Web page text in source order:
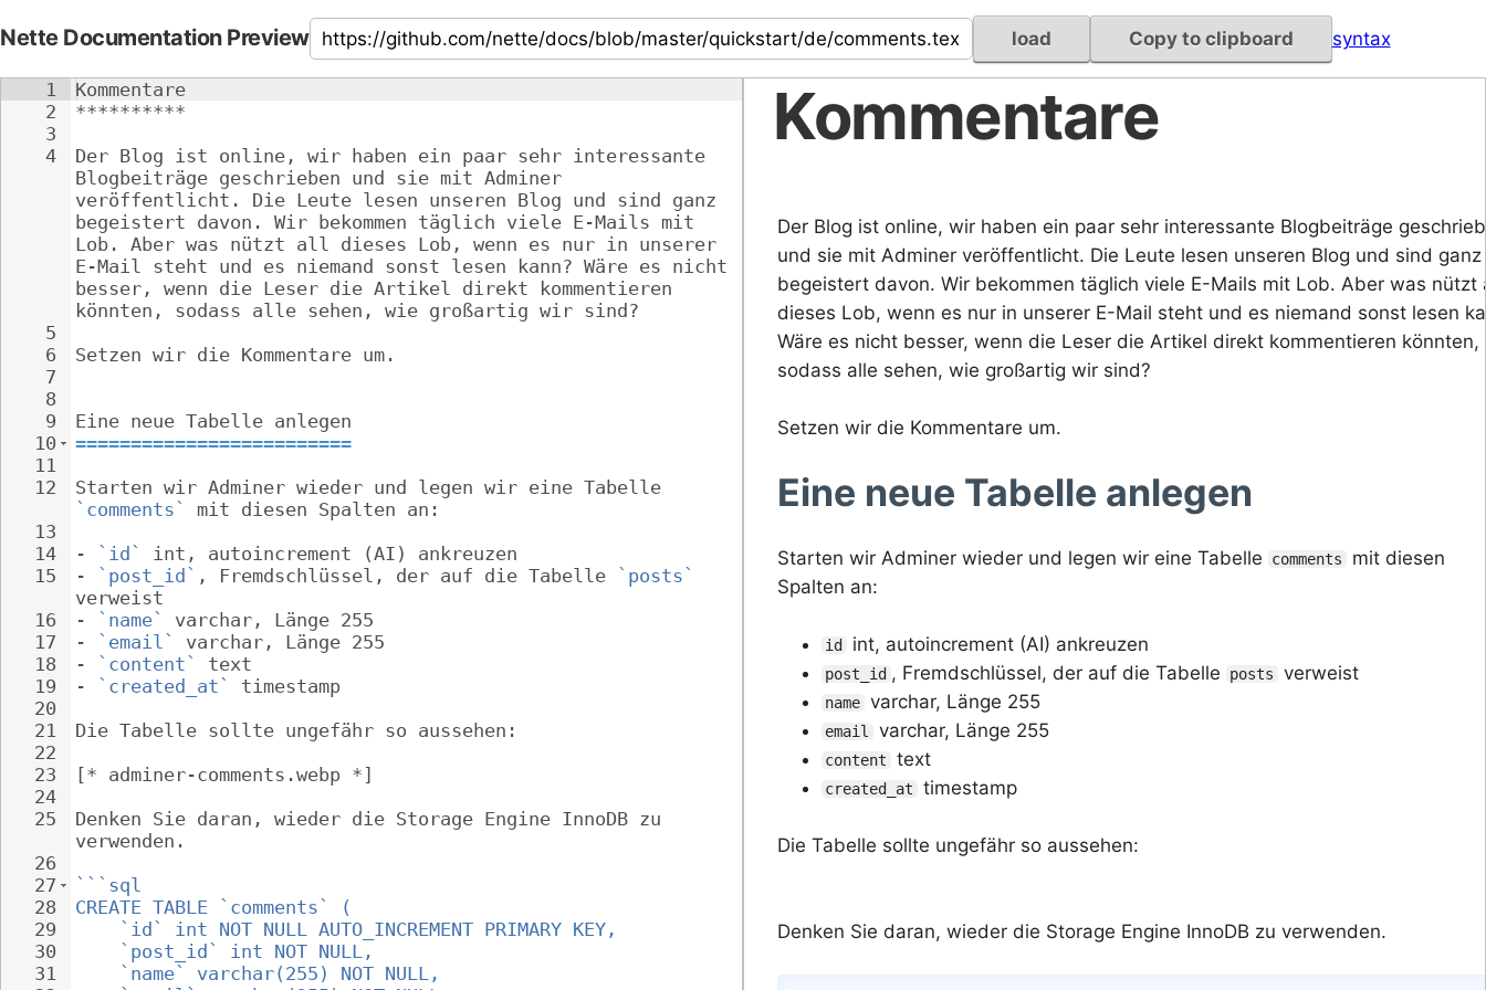
Nette Documentation Preview load Copy to clipboard syntax
1
2
3
4
5
6
7
8
9
10
11
12
13
14
15
16
17
18
19
20
21
22
23
24
25
26
27
28
29
30
31
Kommentare
**********
Der Blog ist online, wir haben ein paar sehr interessante
Blogbeiträge geschrieben und sie mit Adminer
veröffentlicht. Die Leute lesen unseren Blog und sind ganz
begeistert davon. Wir bekommen täglich viele E-Mails mit
Lob. Aber was nützt all dieses Lob, wenn es nur in unserer
E-Mail steht und es niemand sonst lesen kann? Wäre es nicht
besser, wenn die Leser die Artikel direkt kommentieren
könnten, sodass alle sehen, wie großartig wir sind?
Setzen wir die Kommentare um.
Eine neue Tabelle anlegen
=========================
Starten wir Adminer wieder und legen wir eine Tabelle
`comments`
mit diesen Spalten an:
-
`id`
int, autoincrement (AI) ankreuzen
-
`post_id` , Fremdschlüssel, der auf die Tabelle
`posts`
verweist
-
`name`
varchar, Länge 255
-
`email`
varchar, Länge 255
-
`content`
text
-
`created_at`
timestamp
Die Tabelle sollte ungefähr so aussehen:
[* adminer-comments.webp *]
Denken Sie daran, wieder die Storage Engine InnoDB zu
verwenden.
```sql
CREATE TABLE `comments` (
`id` int NOT NULL AUTO_INCREMENT PRIMARY KEY,
`post_id` int NOT NULL,
`name` varchar(255) NOT NULL,
Kommentare
Der Blog ist online, wir haben ein paar sehr interessante Blogbeiträge
und sie mit Adminer veröffentlicht. Die Leute lesen unseren Blog und sind ganz
begeistert davon. Wir bekommen täglich viele E-Mails mit Lob. Aber was nützt
dieses Lob, wenn es nur in unserer E-Mail steht und es niemand sonst lesen
Wäre es nicht besser, wenn die Leser die Artikel direkt kommentieren könnten,
sodass alle sehen, wie großartig wir sind?
Setzen wir die Kommentare um.
Eine neue Tabelle anlegen
Starten wir Adminer wieder und legen wir eine Tabelle comments
mit diesen
Spalten an:
id int, autoincrement (AI) ankreuzen
post_id , Fremdschlüssel, der auf die Tabelle posts verweist
name varchar, Länge 255
email varchar, Länge 255
content text
created_at timestamp
Die Tabelle sollte ungefähr so aussehen:
Denken Sie daran, wieder die Storage Engine InnoDB zu verwenden.